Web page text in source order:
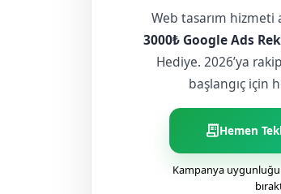
Web tasarım
3000₺ Google Ads
Hediye. 2026’ya
başlangıç için
receipt_longHemen
Kampanya